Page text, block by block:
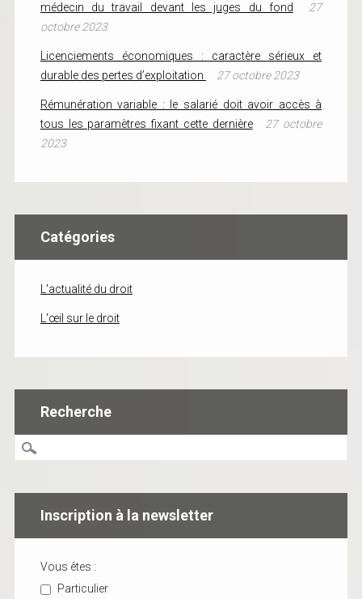
médecin du travail devant les juges du fond
27
octobre 2023
Licenciements économiques : caractère sérieux et
durable des pertes d’exploitation
27 octobre 2023
Rémunération variable : le salarié doit avoir accès à
tous les paramètres fixant cette dernière
27 octobre
2023
Catégories
L'actualité du droit
L'œil sur le droit
Recherche
Inscription à la newsletter
Vous êtes :
Particulier